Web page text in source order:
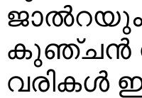
ജാൽറയും
കുഞ്ചൻ
വരികൾ